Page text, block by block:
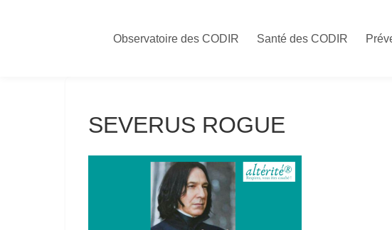
Observatoire des CODIR Santé des CODIR
SEVERUS ROGUE